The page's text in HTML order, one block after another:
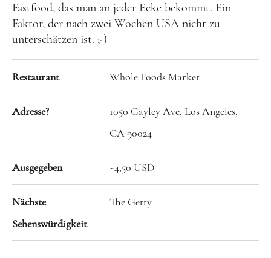
Osteuropa
Bosnien und Herzegowina
Kroatien
Moldau
Tschechien
Ungarn
Fastfood, das man an jeder Ecke bekommt. Ein
Faktor, der nach zwei Wochen USA nicht zu
unterschätzen ist. ;-)
Restaurant Whole Foods Market
Adresse?
1050 Gayley Ave, Los Angeles,
CA 90024
Ausgegeben ~4,50 USD
Nächste
Sehenswürdigkeit
The Getty